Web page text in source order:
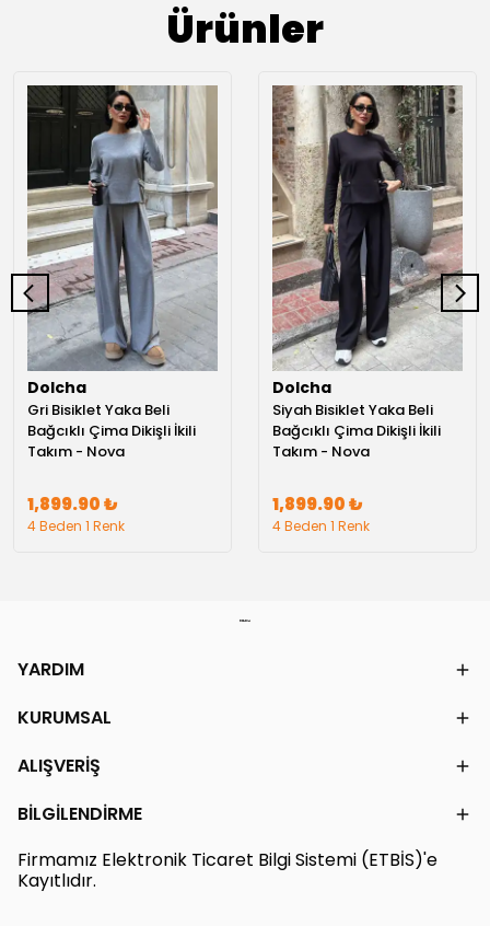
Ürünler
Dolcha
Gri Bisiklet Yaka Beli
Bağcıklı Çima Dikişli İkili
Takım - Nova
1,899.90 ₺
4 Beden 1 Renk
Dolcha
Siyah Bisiklet Yaka Beli
Bağcıklı Çima Dikişli İkili
Takım - Nova
1,899.90 ₺
4 Beden 1 Renk
YARDIM
KURUMSAL
ALIŞVERİŞ
BİLGİLENDİRME
Firmamız Elektronik Ticaret Bilgi Sistemi (ETBİS)'e
Kayıtlıdır.